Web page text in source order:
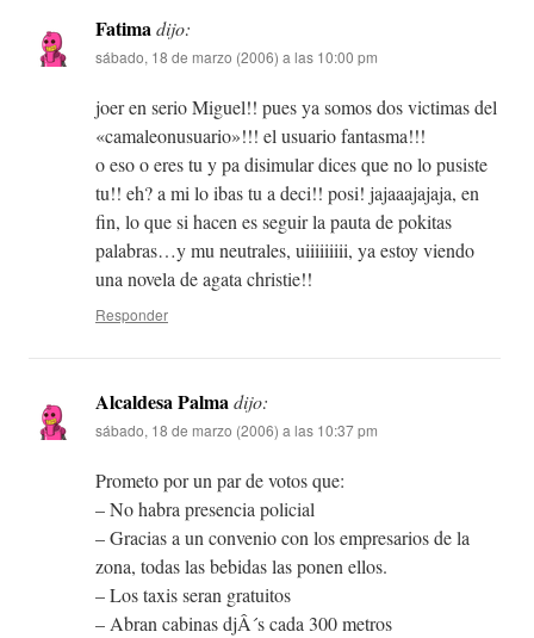
Fatimadijo:
sábado, 18 de marzo (2006) a las 10:00 pm
joer en serio Miguel!! pues ya somos dos victimas del
«camaleonusuario»!!! el usuario fantasma!!!
o eso o eres tu y pa disimular dices que no lo pusiste
tu!! eh? a mi lo ibas tu a deci!! posi! jajaaajajaja, en
fin, lo que si hacen es seguir la pauta de pokitas
palabras…y mu neutrales, uiiiiiiiii, ya estoy viendo
una novela de agata christie!!
Responder
Alcaldesa Palmadijo:
sábado, 18 de marzo (2006) a las 10:37 pm
Prometo por un par de votos que:
– No habra presencia policial
– Gracias a un convenio con los empresarios de la
zona, todas las bebidas las ponen ellos.
– Los taxis seran gratuitos
– Abran cabinas djÂ´s cada 300 metros